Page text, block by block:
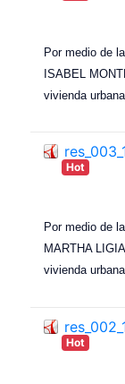
Por medio de
ISABEL
vivienda
Hot
Por medio de
MARTHA
vivienda
Hot